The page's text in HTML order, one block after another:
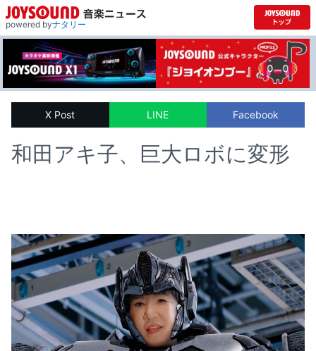
powered byナタリー
X Post LINE Facebook
和田アキ子、巨大ロボに変形